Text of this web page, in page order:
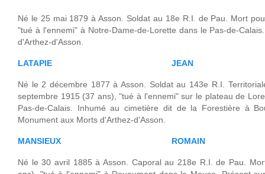
Né le 25 mai 1879 à Asson. Soldat au 18e R.I. de Pau. Mort
"tué à l'ennemi" à Notre-Dame-de-Lorette dans le Pas-de-
d'Arthez-d'Asson.
LATAPIE JEAN
Né le 2 décembre 1877 à Asson. Soldat au 143e R.I.
septembre 1915 (37 ans), "tué à l'ennemi" sur le plateau de
Pas-de-Calais. Inhumé au cimetière dit de la Forestière à
Monument aux Morts d'Arthez-d'Asson.
MANSIEUX ROMAIN
Né le 30 avril 1885 à Asson. Caporal au 218e R.I. de Pau.